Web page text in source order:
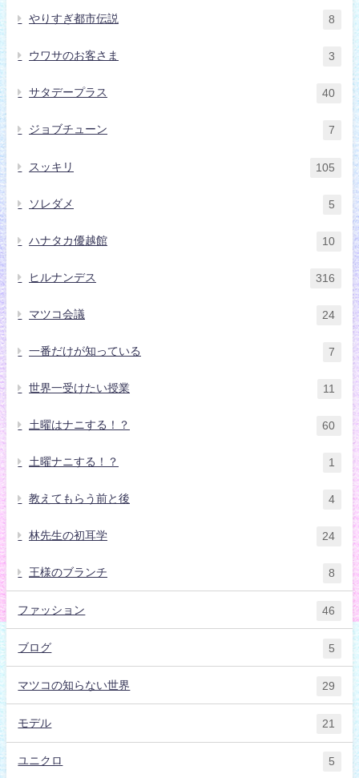
やりすぎ都市伝説 8
ウワサのお客さま 3
サタデープラス 40
ジョブチューン 7
スッキリ 105
ソレダメ 5
ハナタカ優越館 10
ヒルナンデス 316
マツコ会議 24
一番だけが知っている 7
世界一受けたい授業 11
土曜はナニする！？ 60
土曜ナニする！？ 1
教えてもらう前と後 4
林先生の初耳学 24
王様のブランチ 8
ファッション 46
ブログ 5
マツコの知らない世界 29
モデル 21
ユニクロ 5